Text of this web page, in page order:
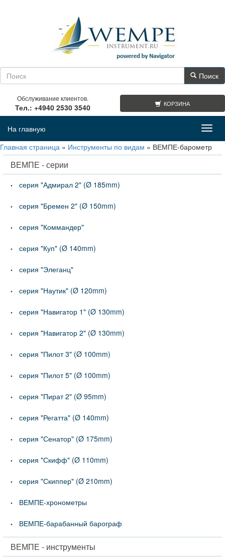
Поиск
Обслуживание клиентов.
Тел.: +4940 2530 3540 КОРЗИНА
На главную
Главная страница » Инструменты по видам » ВЕМПЕ-барометр
ВЕМПЕ - серии
серия "Адмирал 2" (Ø 185mm)
серия "Бремен 2" (Ø 150mm)
серия "Коммандер"
серия "Куп" (Ø 140mm)
серия "Элеганц"
серия "Наутик" (Ø 120mm)
серия "Навигатор 1" (Ø 130mm)
серия "Навигатор 2" (Ø 130mm)
серия "Пилот 3" (Ø 100mm)
серия "Пилот 5" (Ø 100mm)
серия "Пират 2" (Ø 95mm)
серия "Регатта" (Ø 140mm)
серия "Сенатор" (Ø 175mm)
серия "Скифф" (Ø 110mm)
серия "Скиппер" (Ø 210mm)
ВЕМПЕ-хронометры
ВЕМПЕ-барабанный барограф
ВЕМПЕ - инструменты